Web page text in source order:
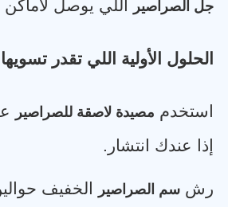
جل الصراصير اللي يوصل لأماكن
الحلول الأولية اللي تقدر
استخدم مصيدة لاصقة للصراصير
إذا عندك انتشار .
رش سم الصراصير
الخفيف